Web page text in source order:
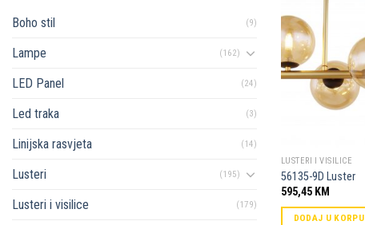
Boho stil (9)
Lampe (162)
LED Panel (24)
Led traka (3)
Linijska rasvjeta (14)
Lusteri (195)
Lusteri i visilice (179)
LUSTERI I VISILICE
56135-9D Luster
595,45 KM
DODAJ U KORPU